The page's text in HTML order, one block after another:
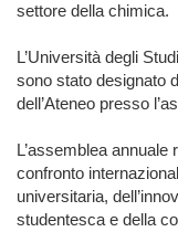
settore della chimica.
L’Università degli
sono stato designato
dell’Ateneo presso
L’assemblea
confronto
universitaria,
studentesca e della